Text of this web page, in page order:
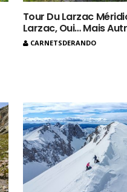
Tour Du Larzac
Larzac, Oui… Mais
CARNETSDERANDO